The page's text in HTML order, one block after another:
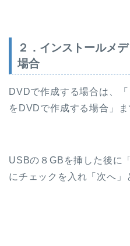
２．インストールメ
場合
DVDで作成する場合は、
をDVDで作成する場合」ま
USBの８GBを挿した後に
にチェックを入れ「次へ」